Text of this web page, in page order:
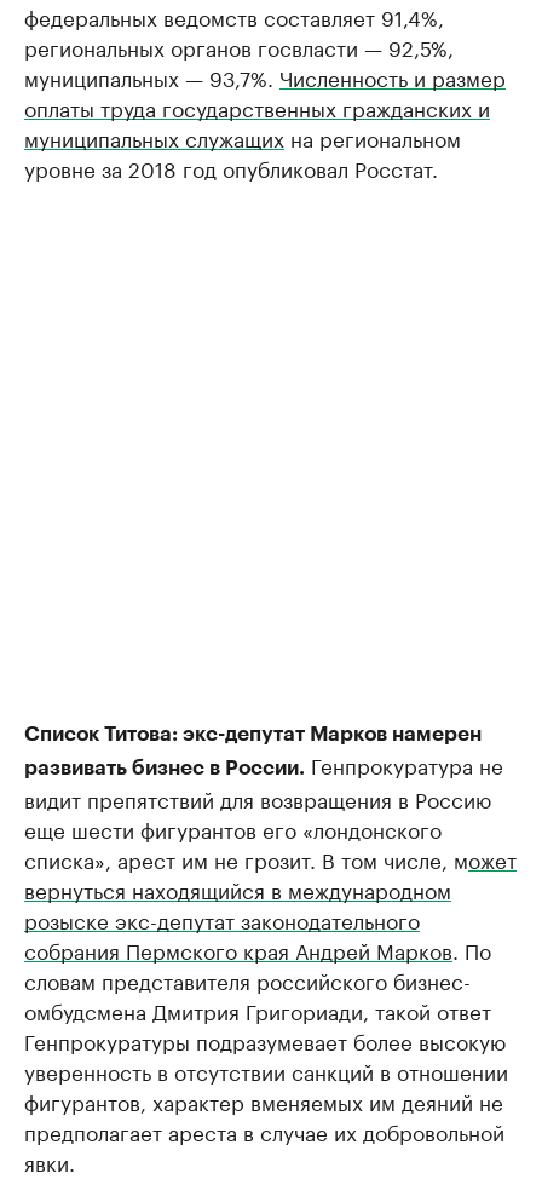
федеральных ведомств составляет 91,4%,
региональных органов госвласти — 92,5%,
муниципальных — 93,7%. Численность и размер
оплаты труда государственных гражданских и
муниципальных служащих на региональном
уровне за 2018 год опубликовал Росстат.
Список Титова: экс-депутат Марков намерен
развивать бизнес в России. Генпрокуратура не
видит препятствий для возвращения в Россию
еще шести фигурантов его «лондонского
списка», арест им не грозит. В том числе, может
вернуться находящийся в международном
розыске экс-депутат законодательного
собрания Пермского края Андрей Марков . По
словам представителя российского бизнес-
омбудсмена Дмитрия Григориади, такой ответ
Генпрокуратуры подразумевает более высокую
уверенность в отсутствии санкций в отношении
фигурантов, характер вменяемых им деяний не
предполагает ареста в случае их добровольной
явки.